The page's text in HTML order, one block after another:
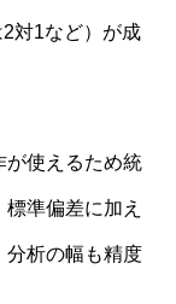
対1など）が成
が使えるため統
準偏差に加え
分析の幅も精度